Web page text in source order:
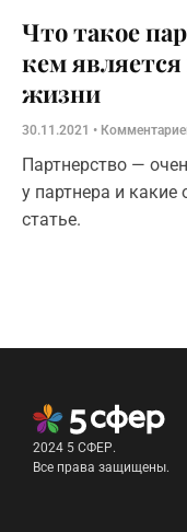
Что такое
кем
жизни
30.11.2021
Партнерство —
у партнера и какие
статье.
2024 5 СФЕР.
Все права защищены.